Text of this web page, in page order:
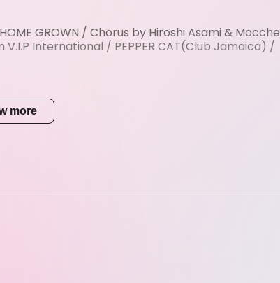
GROWN / Chorus by Hiroshi Asami & Mocche
V.I.P International / PEPPER CAT(Club Jamaica) /
more